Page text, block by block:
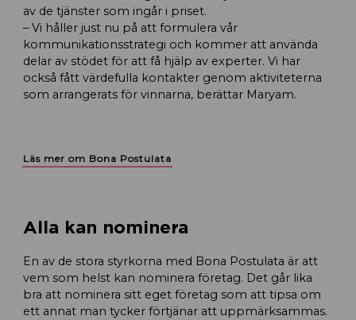
av de tjänster som ingår i priset.
– Vi håller just nu på att formulera vår
kommunikationsstrategi och kommer att använda
delar av stödet för att få hjälp av experter. Vi har
också fått värdefulla kontakter genom aktiviteterna
som arrangerats för vinnarna, berättar Maryam.
Läs mer om Bona Postulata
Alla kan nominera
En av de stora styrkorna med Bona Postulata är att
vem som helst kan nominera företag. Det går lika
bra att nominera sitt eget företag som att tipsa om
ett annat man tycker förtjänar att uppmärksammas.